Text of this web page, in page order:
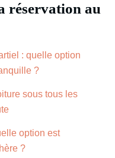
réservation au
: quelle option
?
sous tous les
option est
?